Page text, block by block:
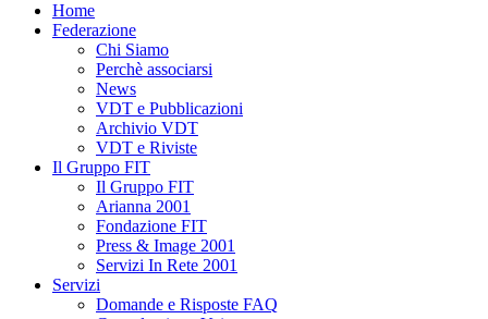
Home
Federazione
Chi Siamo
Perchè associarsi
News
VDT e Pubblicazioni
Archivio VDT
VDT e Riviste
Il Gruppo FIT
Il Gruppo FIT
Arianna 2001
Fondazione FIT
Press & Image 2001
Servizi In Rete 2001
Servizi
Domande e Risposte FAQ